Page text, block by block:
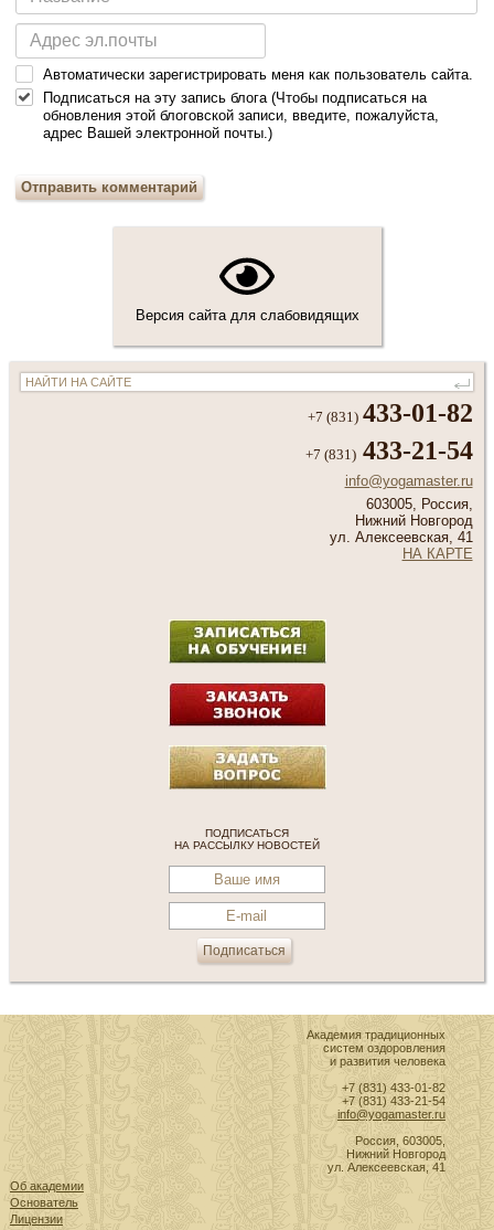
Автоматически зарегистрировать меня как пользователь сайта.
Подписаться на эту запись блога (Чтобы подписаться на
обновления этой блоговской записи, введите, пожалуйста,
адрес Вашей электронной почты.)
Отправить комментарий
Версия сайта для слабовидящих
+7 (831) 433-01-82
+7 (831) 433-21-54
info@yogamaster.ru
603005, Россия,
Нижний Новгород
ул. Алексеевская, 41
НА КАРТЕ
ПОДПИСАТЬСЯ
НА РАССЫЛКУ НОВОСТЕЙ
Академия традиционных
систем оздоровления
и развития человека
+7 (831) 433-01-82
+7 (831) 433-21-54
info@yogamaster.ru
Россия, 603005,
Нижний Новгород
ул. Алексеевская, 41
Об академии
Основатель
Лицензии